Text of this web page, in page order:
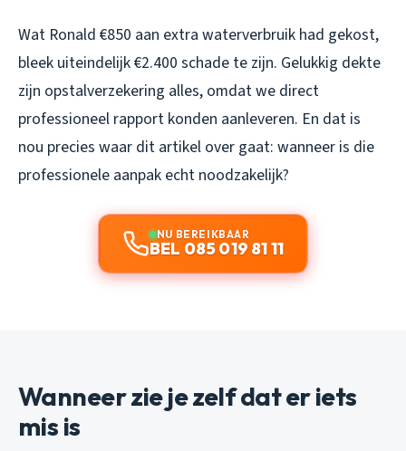
Wat Ronald €850 aan extra waterverbruik had gekost,
bleek uiteindelijk €2.400 schade te zijn. Gelukkig dekte
zijn opstalverzekering alles, omdat we direct
professioneel rapport konden aanleveren. En dat is
nou precies waar dit artikel over gaat: wanneer is die
professionele aanpak echt noodzakelijk?
NU BEREIKBAAR
BEL 085 019 81 11
Wanneer zie je zelf dat er iets
mis is